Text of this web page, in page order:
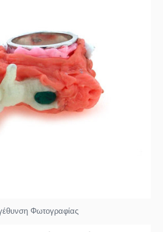
Φωτογραφίας